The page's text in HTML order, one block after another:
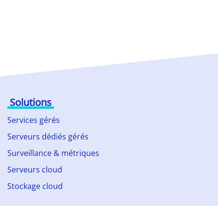
Solutions
Services gérés
Serveurs dédiés gérés
Surveillance & métriques
Serveurs cloud
Stockage cloud